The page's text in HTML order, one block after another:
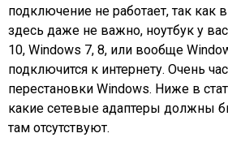
подключение не работает, так как
здесь даже не важно, ноутбук у
10, Windows 7, 8, или вообще
подключится к интернету. Очень
перестановки Windows. Ниже в
какие сетевые адаптеры должны
там отсутствуют.